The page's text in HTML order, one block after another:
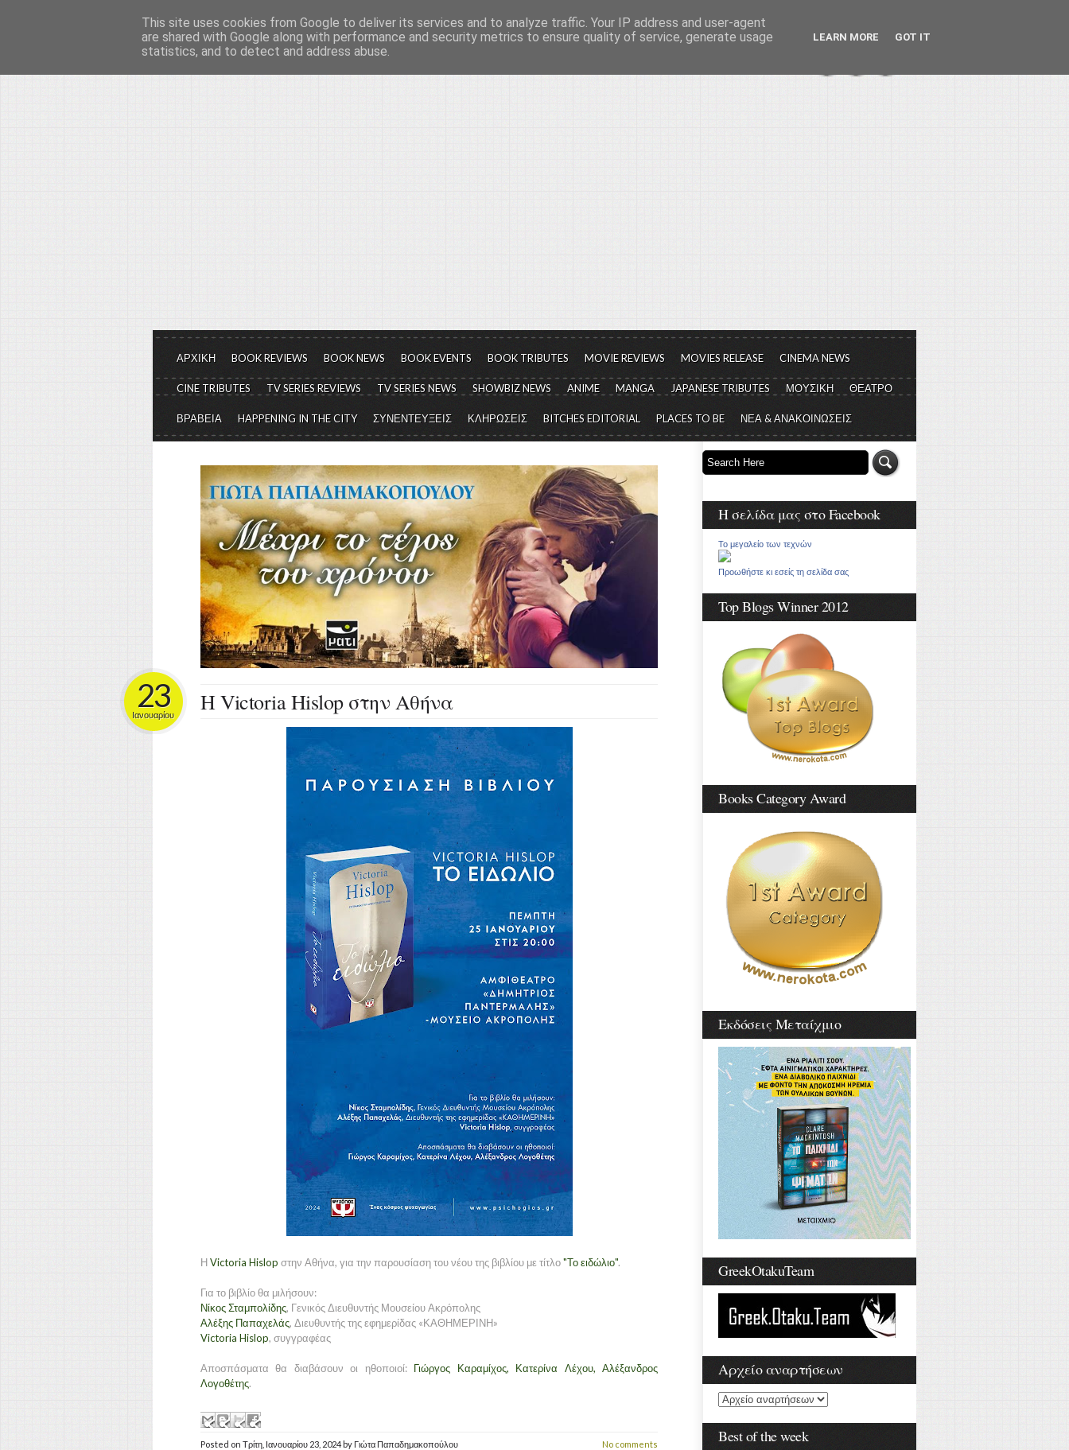
Το μεγαλείο των Τεχνών...
Είμαστε πάντα εδώ για να μιλάμε για τον πολιτισμό, σε κάθε του μορφή και έκταση...
ΑΡΧΙΚΗ BOOK REVIEWS BOOK NEWS BOOK EVENTS BOOK TRIBUTES MOVIE REVIEWS MOVIES RELEASE CINEMA NEWS
CINE TRIBUTES TV SERIES REVIEWS TV SERIES NEWS SHOWBIZ NEWS ANIME MANGA JAPANESE TRIBUTES ΜΟΥΣΙΚΗ ΘΕΑΤΡΟ
ΒΡΑΒΕΙΑ HAPPENING IN THE CITY ΣΥΝΕΝΤΕΥΞΕΙΣ ΚΛΗΡΩΣΕΙΣ BITCHES EDITORIAL PLACES TO BE ΝΕΑ & ΑΝΑΚΟΙΝΩΣΕΙΣ
Η Victoria Hislop στην Αθήνα
23
Ιανουαρίου
ΗVictoria Hislop στην Αθήνα, για την παρουσίαση του νέου της βιβλίου με τίτλο"Το ειδώλιο".
Για το βιβλίο θα μιλήσουν:
Νίκος Σταμπολίδης, Γενικός Διευθυντής Μουσείου Ακρόπολης
Αλέξης Παπαχελάς, Διευθυντής της εφημερίδας «ΚΑΘΗΜΕΡΙΝΗ»
Victoria Hislop, συγγραφέας
Αποσπάσματα θα διαβάσουν οι ηθοποιοί: Γιώργος Καραμίχος, Κατερίνα Λέχου, Αλέξανδρος
Λογοθέτης.
Posted on Τρίτη, Ιανουαρίου 23, 2024 by Γιώτα Παπαδημακοπούλου No comments
Η σελίδα μας στο Facebook
Το μεγαλείο των τεχνών
Προωθήστε κι εσείς τη σελίδα σας
Top Blogs Winner 2012
Books Category Award
Εκδόσεις Μεταίχμιο
GreekOtakuTeam
Αρχείο αναρτήσεων
Best of the week
This site uses cookies from Google to deliver its services and to analyze traffic. Your IP address and user-agent
are shared with Google along with performance and security metrics to ensure quality of service, generate usage
statistics, and to detect and address abuse.
LEARN MORE GOT IT